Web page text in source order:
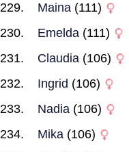
Maina (111)
Emelda (111)
Claudia (106)
Ingrid (106)
Nadia (106)
Mika (106)